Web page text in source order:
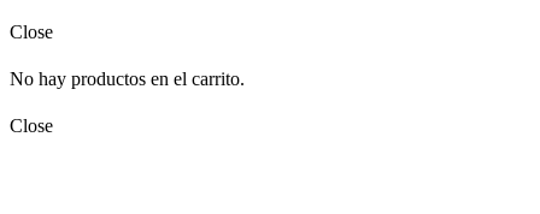
Close
No hay productos en el carrito.
Close